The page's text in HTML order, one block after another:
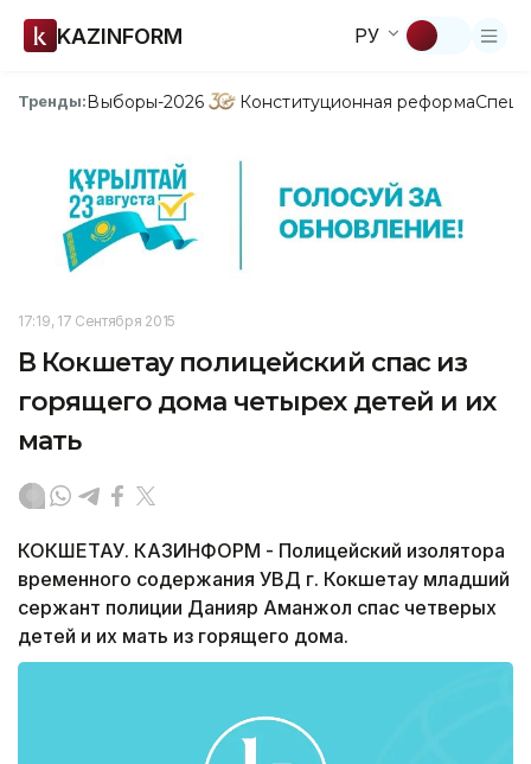
KAZINFORM РУ
Тренды:Выборы-2026 Конституционная реформа
17:19, 17 Сентября 2015
В Кокшетау полицейский спас из
горящего дома четырех детей и их
мать
КОКШЕТАУ. КАЗИНФОРМ - Полицейский изолятора
временного содержания УВД г. Кокшетау младший
сержант полиции Данияр Аманжол спас четверых
детей и их мать из горящего дома.